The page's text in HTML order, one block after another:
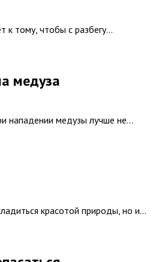
к тому, чтобы с разбегу...
медуза
нападении медузы лучше не...
красотой природы, но и...